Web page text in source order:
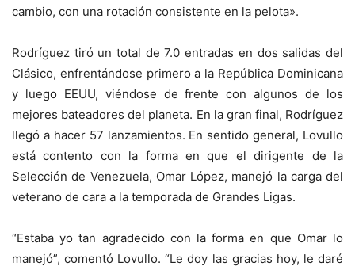
cambio, con una rotación consistente en la pelota».
Rodríguez tiró un total de 7.0 entradas en dos salidas del
Clásico, enfrentándose primero a la República Dominicana
y luego EEUU, viéndose de frente con algunos de los
mejores bateadores del planeta. En la gran final, Rodríguez
llegó a hacer 57 lanzamientos. En sentido general, Lovullo
está contento con la forma en que el dirigente de la
Selección de Venezuela, Omar López, manejó la carga del
veterano de cara a la temporada de Grandes Ligas.
“Estaba yo tan agradecido con la forma en que Omar lo
manejó”, comentó Lovullo. “Le doy las gracias hoy, le daré